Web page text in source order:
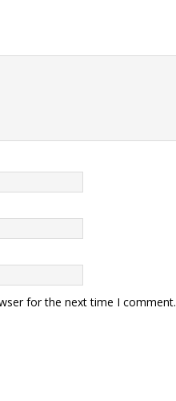
for the next time I comment.